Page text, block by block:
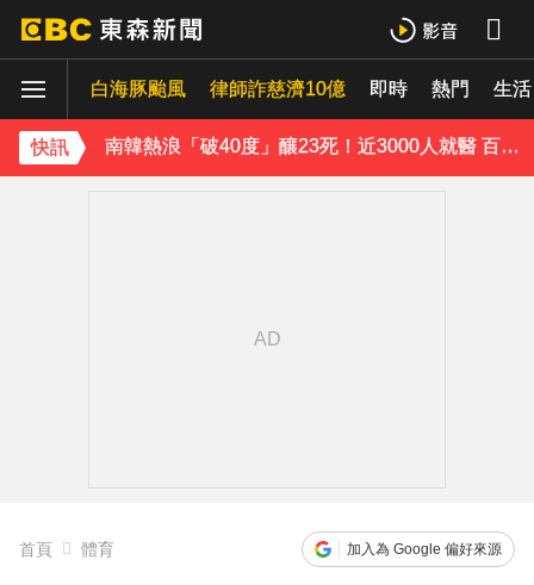
白海豚颱風 律師詐慈濟10億 即時 熱門 生活
快訊
三商美邦人壽將下市！8/20停牌 千張大戶還有252人
油價繼續凍漲！下週汽油、柴油維持不調整
首頁 體育 加入為 Google 偏好來源